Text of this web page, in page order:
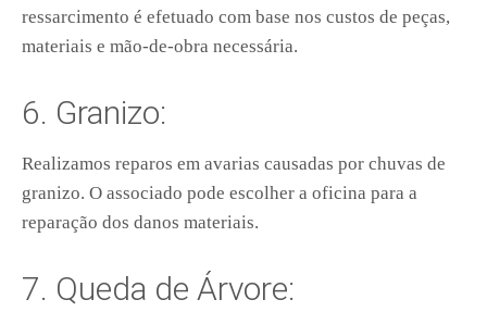
ressarcimento é efetuado com base nos custos de peças,
materiais e mão-de-obra necessária.
6. Granizo:
Realizamos reparos em avarias causadas por chuvas de
granizo. O associado pode escolher a oficina para a
reparação dos danos materiais.
7. Queda de Árvore: